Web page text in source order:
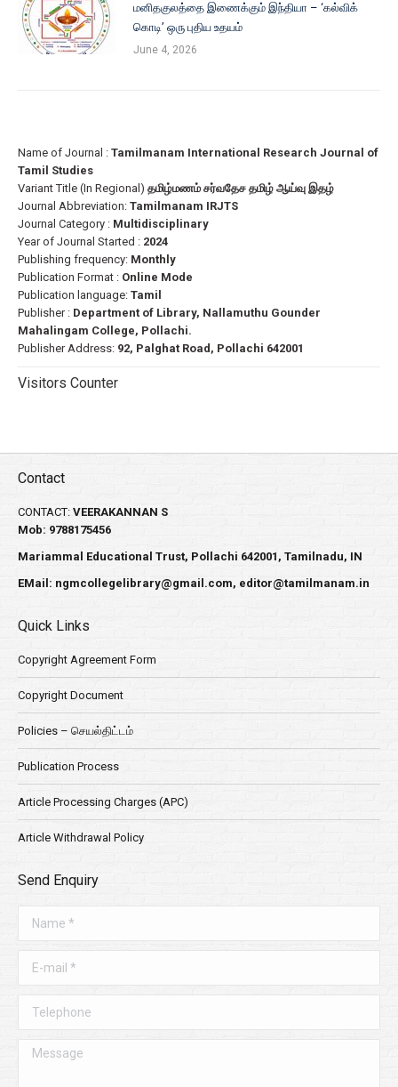
மனிதகுலத்தை இணைக்கும் இந்தியா – ‘கல்விக்
கொடி’ ஒரு புதிய உதயம்
June 4, 2026
Name of Journal : Tamilmanam International Research Journal of
Tamil Studies
Variant Title (In Regional) தமிழ்மணம் சர்வதேச தமிழ் ஆய்வு இதழ்
Journal Abbreviation: Tamilmanam IRJTS
Journal Category : Multidisciplinary
Year of Journal Started : 2024
Publishing frequency: Monthly
Publication Format : Online Mode
Publication language: Tamil
Publisher : Department of Library, Nallamuthu Gounder
Mahalingam College, Pollachi.
Publisher Address: 92, Palghat Road, Pollachi 642001
Visitors Counter
Contact
CONTACT: VEERAKANNAN S
Mob: 9788175456
Mariammal Educational Trust, Pollachi 642001, Tamilnadu, IN
EMail: ngmcollegelibrary@gmail.com, editor@tamilmanam.in
Quick Links
Copyright Agreement Form
Copyright Document
Policies – செயல்திட்டம்
Publication Process
Article Processing Charges (APC)
Article Withdrawal Policy
Send Enquiry
Message